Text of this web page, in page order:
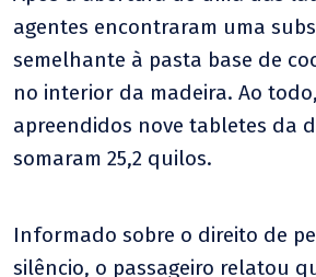
agentes encontraram uma
semelhante à pasta base de
no interior da madeira. Ao
apreendidos nove tabletes da
somaram 25,2 quilos.
Informado sobre o direito de
silêncio, o passageiro relatou